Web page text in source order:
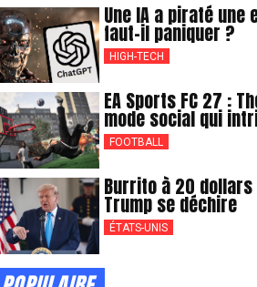
Une IA a piraté une
faut-il paniquer ?
HIGH-TECH
EA Sports FC 27 :
mode social qui
FOOTBALL
Burrito à 20 dollars
Trump se déchire
ÉTATS-UNIS